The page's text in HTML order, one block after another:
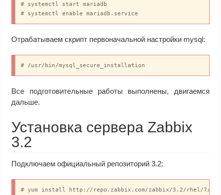
# systemctl start mariadb
# systemctl enable mariadb.service
Отрабатываем скрипт первоначальной настройки mysql:
# /usr/bin/mysql_secure_installation
Все подготовительные работы выполнены, двигаемся
дальше.
Установка сервера Zabbix
3.2
Подключаем официальный репозиторий 3.2:
# yum install http://repo.zabbix.com/zabbix/3.2/rhel/7/